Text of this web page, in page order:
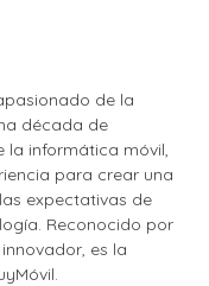
de la
década de
la informática móvil,
para crear una
expectativas de
Reconocido por
es la